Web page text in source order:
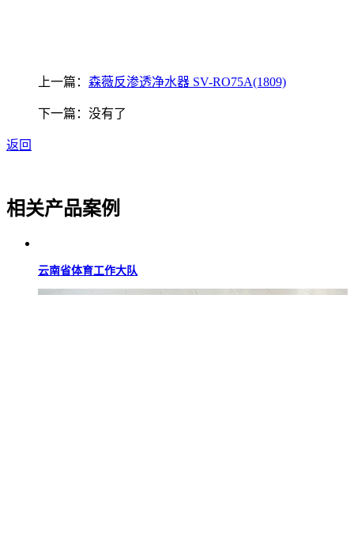
上一篇： 森薇反渗透净水器 SV-RO75A(1809)
下一篇：没有了
返回
相关产品案例
云南省体育工作大队